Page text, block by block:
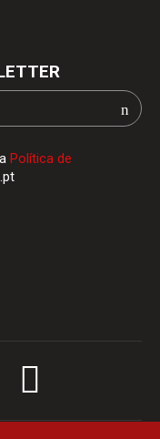
Política de